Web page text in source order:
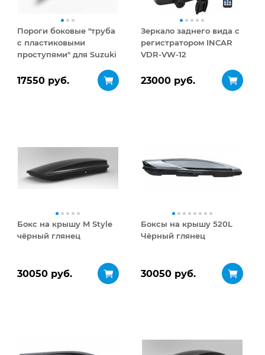
Пороги боковые "труба
с пластиковыми
проступями" для Suzuki
17550 руб.
Зеркало заднего вида с
регистратором INCAR
VDR-VW-12
23000 руб.
Бокс на крышу M Style
чёрный глянец
30050 руб.
Боксы на крышу 520L
Чёрный глянец
30050 руб.